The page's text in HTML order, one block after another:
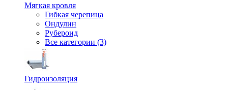
Мягкая кровля
Гибкая черепица
Ондулин
Рубероид
Все категории (3)
Гидроизоляция